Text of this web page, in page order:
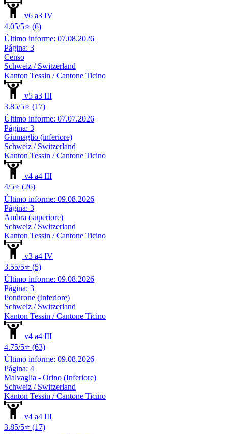
v6 a3 IV
4.05/5⭐ (6)
Último informe: 07.08.2026
Página: 3
Censo
Schweiz / Switzerland
Kanton Tessin / Cantone Ticino
v5 a3 III
3.85/5⭐ (17)
Último informe: 07.07.2026
Página: 3
Giumaglio (inferiore)
Schweiz / Switzerland
Kanton Tessin / Cantone Ticino
v4 a4 III
4/5⭐ (26)
Último informe: 09.08.2026
Página: 3
Ambra (superiore)
Schweiz / Switzerland
Kanton Tessin / Cantone Ticino
v3 a4 IV
3.55/5⭐ (5)
Último informe: 09.08.2026
Página: 3
Pontirone (Inferiore)
Schweiz / Switzerland
Kanton Tessin / Cantone Ticino
v4 a4 III
4.75/5⭐ (63)
Último informe: 09.08.2026
Página: 4
Malvaglia - Orino (Inferiore)
Schweiz / Switzerland
Kanton Tessin / Cantone Ticino
v4 a4 III
3.85/5⭐ (17)